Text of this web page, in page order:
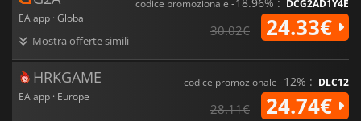
EA app · Global
Mostra offerte simili
codice promozionale DCG2AD1Y4E
30.02€ 24.33€
HRKGAME
EA app · Europe
codice promozionale -12% : DLC12
28.11€ 24.74€